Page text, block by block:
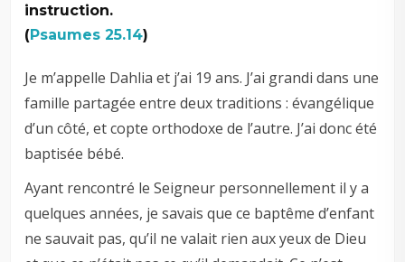
instruction.
(Psaumes 25.14)
Je m’appelle Dahlia et j’ai 19 ans. J’ai grandi dans une
famille partagée entre deux traditions : évangélique
d’un côté, et copte orthodoxe de l’autre. J’ai donc été
baptisée bébé.
Ayant rencontré le Seigneur personnellement il y a
quelques années, je savais que ce baptême d’enfant
ne sauvait pas, qu’il ne valait rien aux yeux de Dieu